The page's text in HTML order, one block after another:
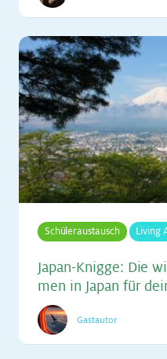
Schüleraustausch Living
Ja­pan-Knig­ge: Die
men in Ja­pan für
Gastautor